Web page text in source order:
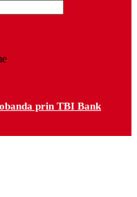
prin TBI Bank